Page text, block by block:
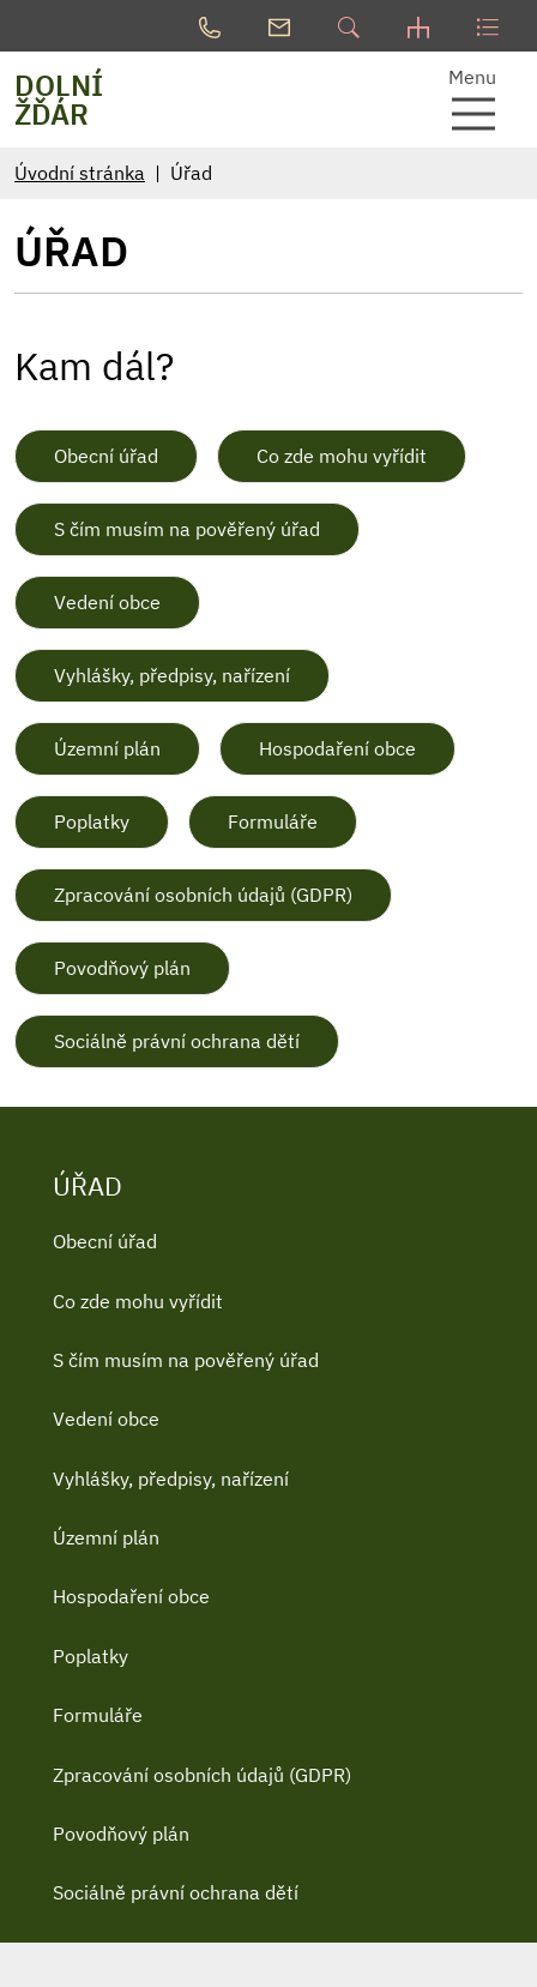
DOLNÍ
ŽĎÁR
Menu
Úvodní stránka Úřad
ÚŘAD
Kam dál?
Obecní úřad Co zde mohu vyřídit
S čím musím na pověřený úřad
Vedení obce
Vyhlášky, předpisy, nařízení
Územní plán Hospodaření obce
Poplatky Formuláře
Zpracování osobních údajů (GDPR)
Povodňový plán
Sociálně právní ochrana dětí
ÚŘAD
Obecní úřad
Co zde mohu vyřídit
S čím musím na pověřený úřad
Vedení obce
Vyhlášky, předpisy, nařízení
Územní plán
Hospodaření obce
Poplatky
Formuláře
Zpracování osobních údajů (GDPR)
Povodňový plán
Sociálně právní ochrana dětí